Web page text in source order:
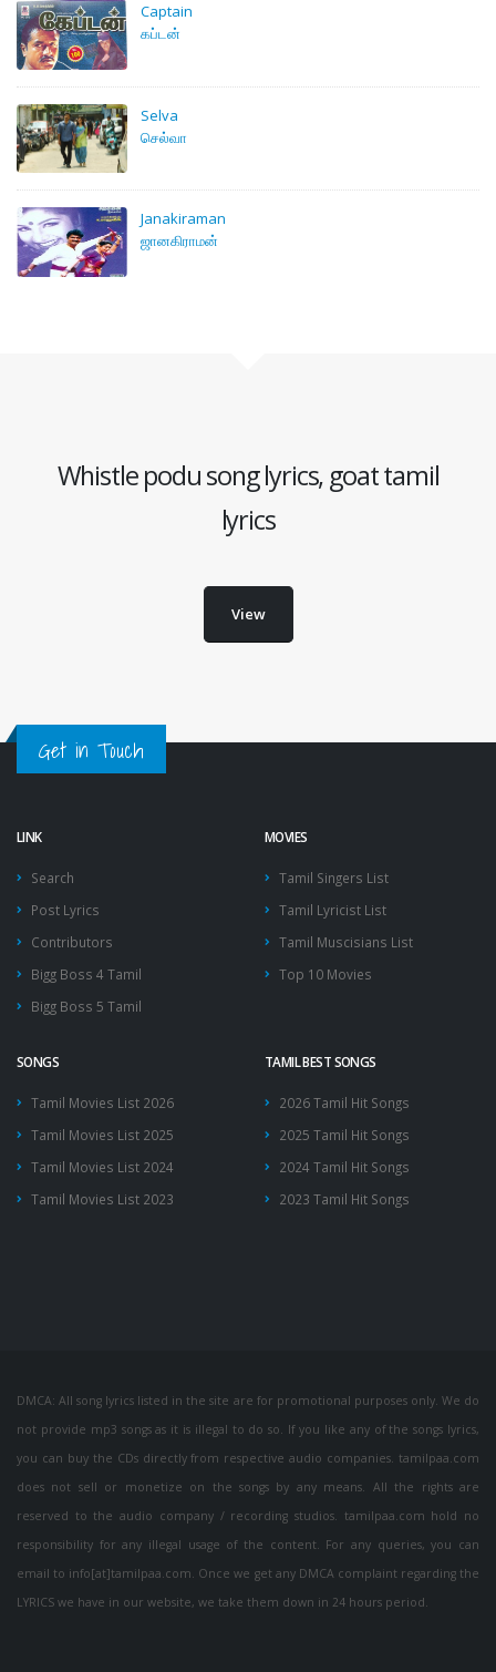
Captain
கப்டன்
Selva
செல்வா
Janakiraman
ஜானகிராமன்
Whistle podu song lyrics, goat tamil
lyrics
View
Get in Touch
LINK
Search
Post Lyrics
Contributors
Bigg Boss 4 Tamil
Bigg Boss 5 Tamil
MOVIES
Tamil Singers List
Tamil Lyricist List
Tamil Muscisians List
Top 10 Movies
SONGS
Tamil Movies List 2026
Tamil Movies List 2025
Tamil Movies List 2024
Tamil Movies List 2023
TAMIL BEST SONGS
2026 Tamil Hit Songs
2025 Tamil Hit Songs
2024 Tamil Hit Songs
2023 Tamil Hit Songs
DMCA: All song lyrics listed in the site are for promotional purposes only. We do
not provide mp3 songs as it is illegal to do so. If you like any of the songs lyrics,
you can buy the CDs directly from respective audio companies. tamilpaa.com
does not sell or monetize on the songs by any means. All the rights are
reserved to the audio company / recording studios. tamilpaa.com hold no
responsibility for any illegal usage of the content. For any queries, you can
email to info[at]tamilpaa.com. Once we get any DMCA complaint regarding the
LYRICS we have in our website, we take them down in 24 hours period.